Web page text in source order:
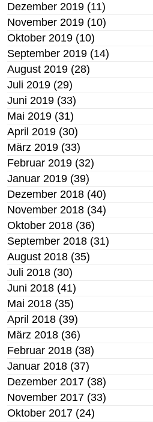
Dezember 2019 (11)
November 2019 (10)
Oktober 2019 (10)
September 2019 (14)
August 2019 (28)
Juli 2019 (29)
Juni 2019 (33)
Mai 2019 (31)
April 2019 (30)
März 2019 (33)
Februar 2019 (32)
Januar 2019 (39)
Dezember 2018 (40)
November 2018 (34)
Oktober 2018 (36)
September 2018 (31)
August 2018 (35)
Juli 2018 (30)
Juni 2018 (41)
Mai 2018 (35)
April 2018 (39)
März 2018 (36)
Februar 2018 (38)
Januar 2018 (37)
Dezember 2017 (38)
November 2017 (33)
Oktober 2017 (24)